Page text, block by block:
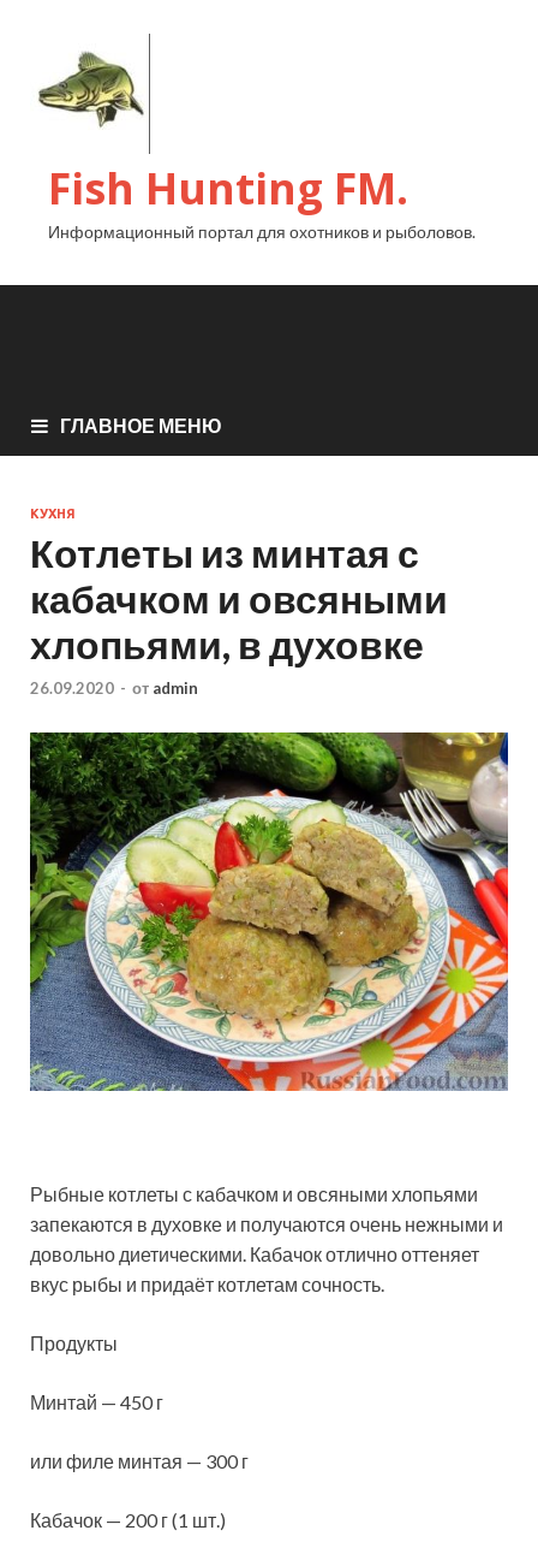
Fish Hunting FM.
Информационный портал для охотников и рыболовов.
ГЛАВНОЕ МЕНЮ
КУХНЯ
Котлеты из минтая с
кабачком и овсяными
хлопьями, в духовке
26.09.2020 - от admin
Рыбные котлеты с кабачком и овсяными хлопьями
запекаются в духовке и получаются очень нежными и
довольно диетическими. Кабачок отлично оттеняет
вкус рыбы и придаёт котлетам сочность.
Продукты
Минтай — 450 г
или филе минтая — 300 г
Кабачок — 200 г (1 шт.)